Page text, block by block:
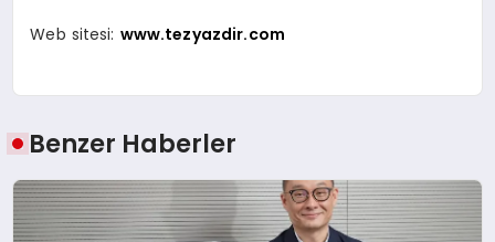
Web sitesi: www.tezyazdir.com
Benzer Haberler